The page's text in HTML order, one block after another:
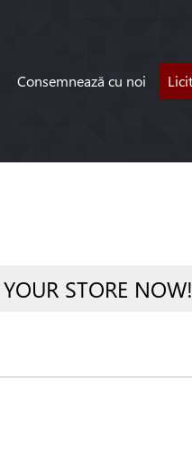
Consemnează cu noi
STORE NOW!